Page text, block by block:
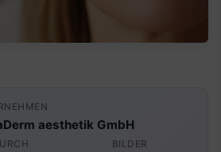
aesthetik GmbH
BILDER